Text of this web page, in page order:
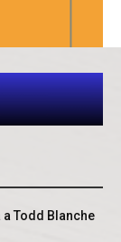
a Todd Blanche